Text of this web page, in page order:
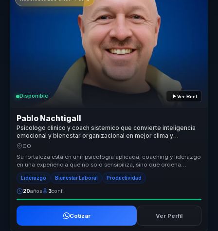
Disponible Ver Reel
Pablo Nachtigall
Psicologo clinico y coach sistemico que convierte inteligencia
emocional y bienestar organizacional en mejor clima y
desempeno para lideres y equipos.
CO
Su fortaleza esta en unir psicologia aplicada, coaching y liderazgo
en una experiencia que no solo sensibiliza, sino que ordena
conversac...
Liderazgo Bienestar Laboral Productividad
20años 3conf.
Cotizar Ver Perfil